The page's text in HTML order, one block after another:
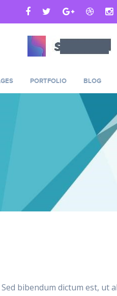
PORTFOLIO BLOG
bibendum dictum est,